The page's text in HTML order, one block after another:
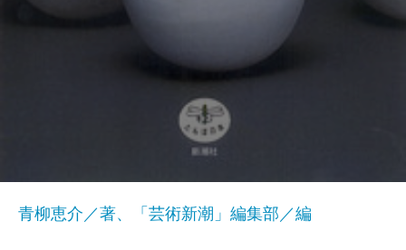
青柳恵介／著、「芸術新潮」編集部／編